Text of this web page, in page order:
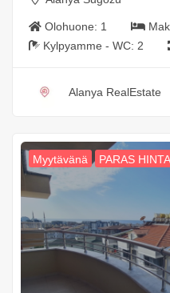
Olohuone: 1
Kylpyamme - WC: 2
Alanya RealEstate
Myytävänä PARAS HINTA